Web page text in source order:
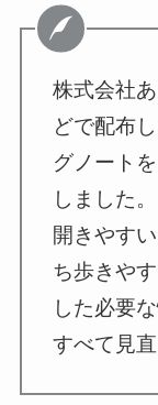
株式会社
どで配布
グノート
しました。
開きやす
ち歩きや
した必要
すべて見